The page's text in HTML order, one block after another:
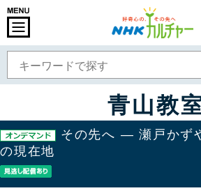
青山教
その先へ ― 瀬戸かず
の現在地